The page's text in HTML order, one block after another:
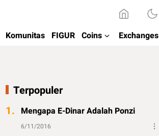
Komunitas FIGUR Coins Exchanges
Terpopuler
1. Mengapa E-Dinar Adalah Ponzi
6/11/2016